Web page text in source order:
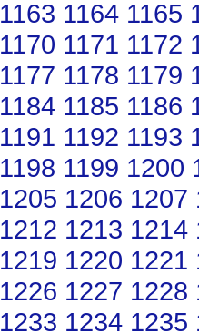
1163 1164 1165
1170 1171 1172
1177 1178 1179
1184 1185 1186
1191 1192 1193
1198 1199 1200
1205 1206 1207
1212 1213 1214
1219 1220 1221
1226 1227 1228
1233 1234 1235